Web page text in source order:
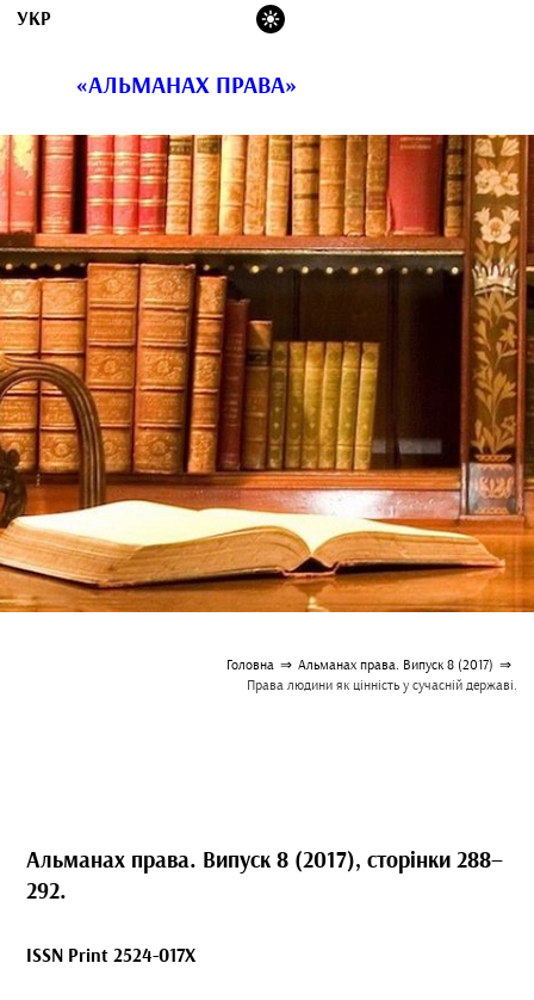
УКР
«АЛЬМАНАХ ПРАВА»
Головна ⇒ Альманах права. Випуск 8 (2017) ⇒
Права людини як цінність у сучасній державі.
Альманах права. Випуск 8 (2017), сторінки 288–
292.
ISSN Print 2524-017X